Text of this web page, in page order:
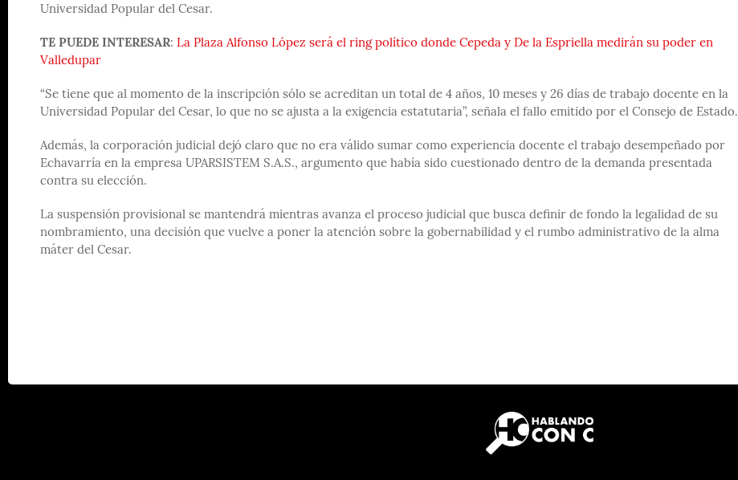
Universidad Popular del Cesar.
TE PUEDE INTERESAR: La Plaza Alfonso López será el ring político donde Cepeda y De la Espriella medirán su poder en
Valledupar
“Se tiene que al momento de la inscripción sólo se acreditan un total de 4 años, 10 meses y 26 días de trabajo docente en la
Universidad Popular del Cesar, lo que no se ajusta a la exigencia estatutaria”, señala el fallo emitido por el Consejo de Estado.
Además, la corporación judicial dejó claro que no era válido sumar como experiencia docente el trabajo desempeñado por
Echavarría en la empresa UPARSISTEM S.A.S., argumento que había sido cuestionado dentro de la demanda presentada
contra su elección.
La suspensión provisional se mantendrá mientras avanza el proceso judicial que busca definir de fondo la legalidad de su
nombramiento, una decisión que vuelve a poner la atención sobre la gobernabilidad y el rumbo administrativo de la alma
máter del Cesar.